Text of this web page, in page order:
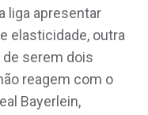
liga apresentar
elasticidade, outra
serem dois
reagem com o
Bayerlein,